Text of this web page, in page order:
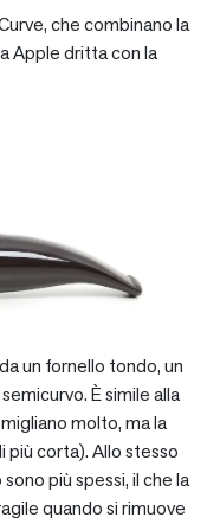
che combinano la
Apple dritta con la
un fornello tondo, un
È simile alla
molto, ma la
più corta). Allo stesso
più spessi, il che la
quando si rimuove